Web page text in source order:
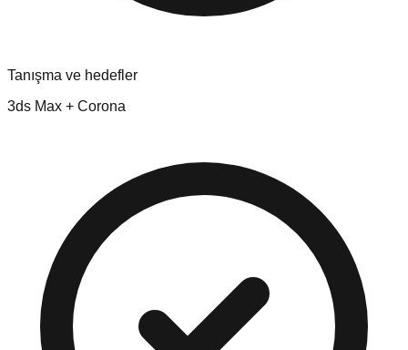
Tanışma ve hedefler
3ds Max + Corona